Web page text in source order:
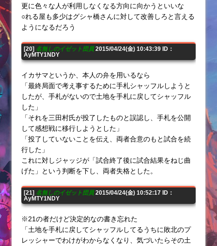
更に色々な人が利用しなくなる方向に向かうといいな
○れる屋も多少はグシャ橋さんに対して改善しろと言える
ようになるだろう
[20] 名無しのイゼット団員2015/04/24(金) 10:43:39 ID：
AyMTY1NDY
イカサマというか、本人の弁を用いるなら
「最終局面で考え事するために手札シャッフルしようと
したが、手札がないので土地を手札に戻してシャッフル
した」
「それを三田村氏が投了したものと誤認し、手札を公開
して感想戦に移行しようとした」
「投了していないことを伝え、両者合意のもと試合を続
行した」
これに対しジャッジが「試合終了後に試合結果をねじ曲
げた」という判断を下し、両者失格とした。
[21] 名無しのイゼット団員2015/04/24(金) 10:52:17 ID：
AyMTY1NDY
※21の者だけど決定的なの書き忘れた
「土地を手札に戻してシャッフルしてるうちに敗北のプ
レッシャーでわけがわからなくなり、気づいたらその土